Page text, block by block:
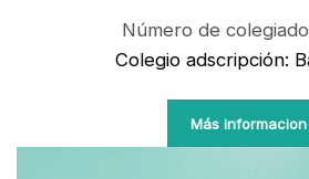
Número de
Colegio adscripción:
Más informacion